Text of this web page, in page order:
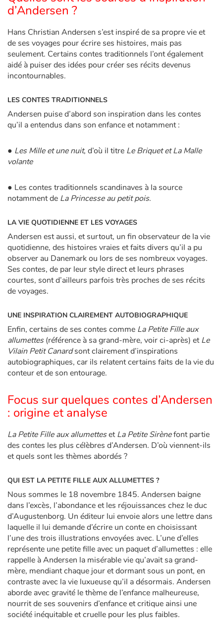
d’Andersen ?
Hans Christian Andersen s’est inspiré de sa propre vie et
de ses voyages pour écrire ses histoires, mais pas
seulement. Certains contes traditionnels l’ont également
aidé à puiser des idées pour créer ses récits devenus
incontournables.
LES CONTES TRADITIONNELS
Andersen puise d’abord son inspiration dans les contes
qu’il a entendus dans son enfance et notamment :
● Les Mille et une nuit, d’où il titre Le Briquet et La Malle
volante
● Les contes traditionnels scandinaves à la source
notamment de La Princesse au petit pois.
LA VIE QUOTIDIENNE ET LES VOYAGES
Andersen est aussi, et surtout, un fin observateur de la vie
quotidienne, des histoires vraies et faits divers qu’il a pu
observer au Danemark ou lors de ses nombreux voyages.
Ses contes, de par leur style direct et leurs phrases
courtes, sont d’ailleurs parfois très proches de ses récits
de voyages.
UNE INSPIRATION CLAIREMENT AUTOBIOGRAPHIQUE
Enfin, certains de ses contes comme La Petite Fille aux
allumettes(référence à sa grand-mère, voir ci-après) etLe
Vilain Petit Canardsont clairement d’inspirations
autobiographiques, car ils relatent certains faits de la vie du
conteur et de son entourage.
Focus sur quelques contes d’Andersen
: origine et analyse
La Petite Fille aux allumettesetLa Petite Sirènefont partie
des contes les plus célèbres d’Andersen. D’où viennent-ils
et quels sont les thèmes abordés ?
QUI EST LA PETITE FILLE AUX ALLUMETTES ?
Nous sommes le 18 novembre 1845. Andersen baigne
dans l’excès, l’abondance et les réjouissances chez le duc
d’Augustenborg. Un éditeur lui envoie alors une lettre dans
laquelle il lui demande d’écrire un conte en choisissant
l’une des trois illustrations envoyées avec. L’une d’elles
représente une petite fille avec un paquet d’allumettes : elle
rappelle à Andersen la misérable vie qu’avait sa grand-
mère, mendiant chaque jour et dormant sous un pont, en
contraste avec la vie luxueuse qu’il a désormais. Andersen
aborde avec gravité le thème de l’enfance malheureuse,
nourrit de ses souvenirs d’enfance et critique ainsi une
société inéquitable et cruelle pour les plus faibles.